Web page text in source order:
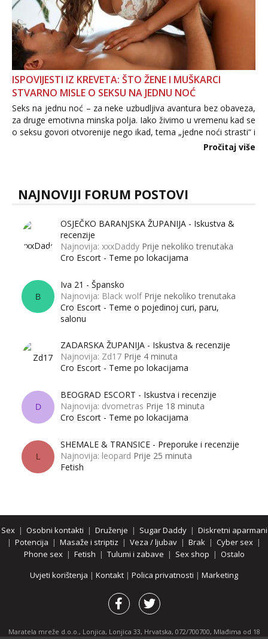
ISPOVIJESTI IZ KREVETA: ŠTO ŽENE I MUŠKARCI
STVARNO MISLE O SEKSU NA JEDNU NOĆ
Seks na jednu noć – za neke uzbudljiva avantura bez obaveza,
za druge emotivna minska polja. Iako živimo u vremenu kad se
o seksu govori otvorenije nego ikad, tema „jedne noći strasti“ i
dalje izaziva burne rasprave. Što zapravo misle žene, a što
Pročitaj više
NAJNOVIJI FORUM POSTOVI
OSJEČKO BARANJSKA ŽUPANIJA - Iskustva &
recenzije
Najnovija: xxxDaddy Prije nekoliko trenutaka
Cro Escort - Teme po lokacijama
B
Iva 21 - Špansko
Najnovija: Black wolf Prije nekoliko trenutaka
Cro Escort - Teme o pojedinoj curi, paru,
salonu
ZADARSKA ŽUPANIJA - Iskustva & recenzije
Najnovija: Zd17 Prije 4 minuta
Cro Escort - Teme po lokacijama
D
BEOGRAD ESCORT - Iskustva i recenzije
Najnovija: dvometras Prije 18 minuta
Cro Escort - Teme po lokacijama
L
SHEMALE & TRANSICE - Preporuke i recenzije
Najnovija: leopard Prije 25 minuta
Fetish
Sex| Osobni kontakti | Druženje | Sugar Daddy| Diskretni aparmani
| Potencija | Masaže i striptiz | Veza / ljubav | Brak | Cyber sex |
Phone sex| Fetish | Tulumi i zabave | Sex shop | Ostalo
Uvjeti korištenja | Kontakt | Polica privatnosti | Marketing
Maratela mreže d.o.o., Lonjica, Lonjica 33, Hrvatska, 072/700700, Mlađima od 18